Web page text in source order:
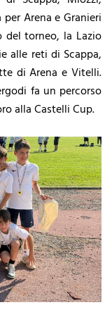
Arena e Granieri
torneo, la Lazio
alle reti di Scappa,
di Arena e Vitelli.
fa un percorso
alla Castelli Cup.